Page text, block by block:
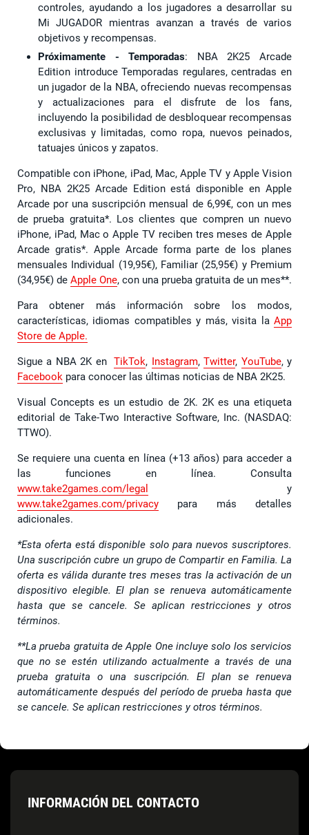
controles, ayudando a los jugadores a desarrollar su
Mi JUGADOR mientras avanzan a través de varios
objetivos y recompensas.
Próximamente - Temporadas: NBA 2K25 Arcade
Edition introduce Temporadas regulares, centradas en
un jugador de la NBA, ofreciendo nuevas recompensas
y actualizaciones para el disfrute de los fans,
incluyendo la posibilidad de desbloquear recompensas
exclusivas y limitadas, como ropa, nuevos peinados,
tatuajes únicos y zapatos.
Compatible con iPhone, iPad, Mac, Apple TV y Apple Vision
Pro, NBA 2K25 Arcade Edition está disponible en Apple
Arcade por una suscripción mensual de 6,99€, con un mes
de prueba gratuita*. Los clientes que compren un nuevo
iPhone, iPad, Mac o Apple TV reciben tres meses de Apple
Arcade gratis*. Apple Arcade forma parte de los planes
mensuales Individual (19,95€), Familiar (25,95€) y Premium
(34,95€) de Apple One, con una prueba gratuita de un mes**.
Para obtener más información sobre los modos,
características, idiomas compatibles y más, visita la App
Store de Apple.
Sigue a NBA 2K enTikTok, Instagram,Twitter, YouTube, y
Facebook para conocer las últimas noticias de NBA 2K25.
Visual Concepts es un estudio de 2K. 2K es una etiqueta
editorial de Take-Two Interactive Software, Inc. (NASDAQ:
TTWO).
Se requiere una cuenta en línea (+13 años) para acceder a
las funciones en línea. Consulta
www.take2games.com/legal
y
www.take2games.com/privacy para más detalles
adicionales.
*Esta oferta está disponible solo para nuevos suscriptores.
Una suscripción cubre un grupo de Compartir en Familia. La
oferta es válida durante tres meses tras la activación de un
dispositivo elegible. El plan se renueva automáticamente
hasta que se cancele. Se aplican restricciones y otros
términos.
**La prueba gratuita de Apple One incluye solo los servicios
que no se estén utilizando actualmente a través de una
prueba gratuita o una suscripción. El plan se renueva
automáticamente después del período de prueba hasta que
se cancele. Se aplican restricciones y otros términos.
INFORMACIÓN DEL CONTACTO